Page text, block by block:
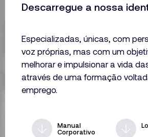
Descarregue a nossa
Especializadas, únicas, com
voz próprias, mas com um
melhorar e impulsionar a vida
através de uma formação
emprego.
Manual
Corporativo